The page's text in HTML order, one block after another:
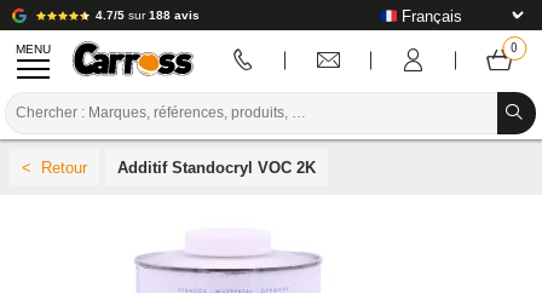
4.7/5 sur188 avis
MENU
PREPARATION / PEINTURE / FINITION
Additif Standocryl VOC 2K